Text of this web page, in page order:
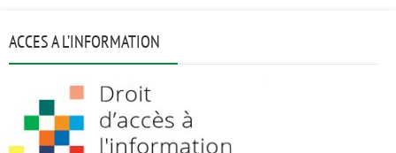
ACCES A L’INFORMATION